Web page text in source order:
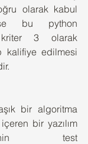
olarak kabul
bu python
3 olarak
kalifiye edilmesi
bir algoritma
bir yazılım
test